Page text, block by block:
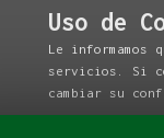
Uso de
Le
servicios. Si
cambiar su